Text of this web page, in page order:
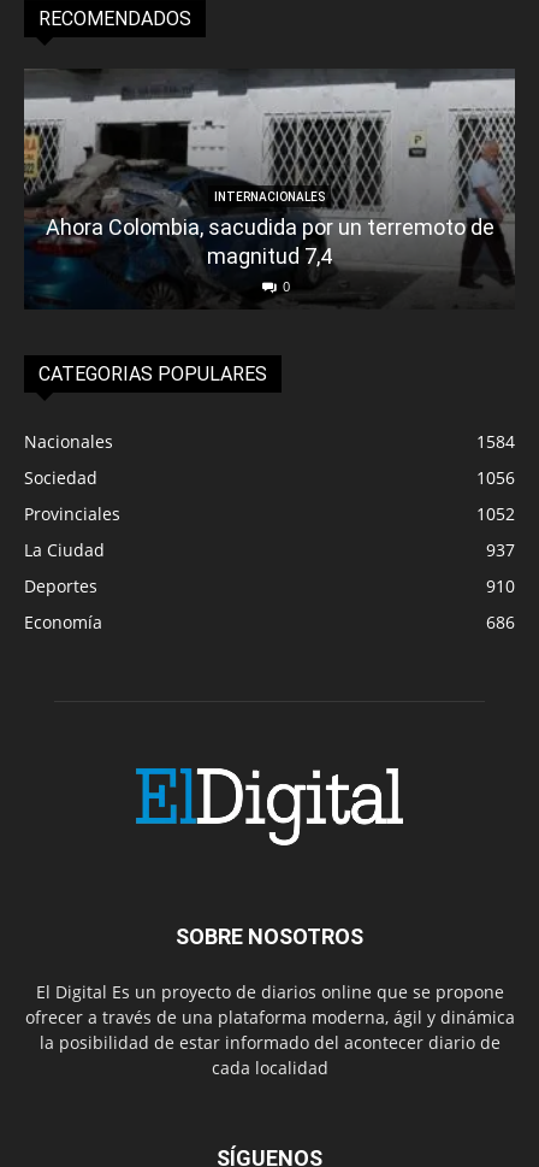
RECOMENDADOS
INTERNACIONALES
Ahora Colombia, sacudida por un terremoto de
magnitud 7,4
0
CATEGORIAS POPULARES
Nacionales
1584
Sociedad
1056
Provinciales
1052
La Ciudad
937
Deportes
910
Economía
686
SOBRE NOSOTROS
El Digital Es un proyecto de diarios online que se propone
ofrecer a través de una plataforma moderna, ágil y dinámica
la posibilidad de estar informado del acontecer diario de
cada localidad
SÍGUENOS